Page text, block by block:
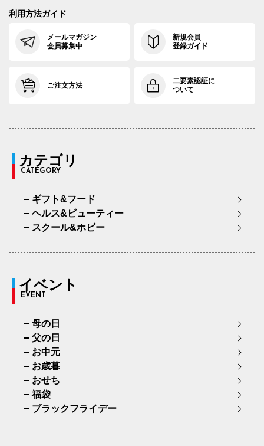
利用方法ガイド
メールマガジン
会員募集中
新規会員
登録ガイド
ご注文方法
二要素認証に
ついて
カテゴリ
CATEGORY
ギフト&フード
ヘルス&ビューティー
スクール&ホビー
イベント
EVENT
母の日
父の日
お中元
お歳暮
おせち
福袋
ブラックフライデー